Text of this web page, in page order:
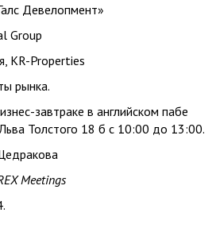
Девелопмент»
Group
KR-Properties
рынка.
завтраке в английском пабе
Толстого 18 б с 10:00 до 13:00.
Meetings